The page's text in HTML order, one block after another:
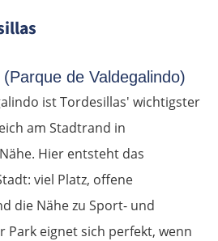
(Parque de Valdegalindo)
ist Tordesillas' wichtigster
am Stadtrand in
Hier entsteht das
viel Platz, offene
die Nähe zu Sport- und
Park eignet sich perfekt, wenn